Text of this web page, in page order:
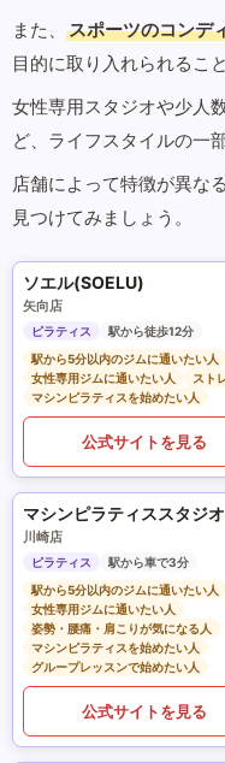
また、
スポーツのコンデ
目的に取り入れられるこ
女性専用スタジオや少人
ど、ライフスタイルの一
店舗によって特徴が異な
見つけてみましょう。
ソエル(SOELU)
矢向店
ピラティス
駅から徒歩12分
駅から5分以内のジムに通いたい人
女性専用ジムに通いたい人
スト
マシンピラティスを始めたい人
公式サイトを見る
川崎店
ピラティス
駅から車で3分
駅から5分以内のジムに通いたい人
女性専用ジムに通いたい人
姿勢・腰痛・肩こりが気になる人
マシンピラティスを始めたい人
グループレッスンで始めたい人
公式サイトを見る